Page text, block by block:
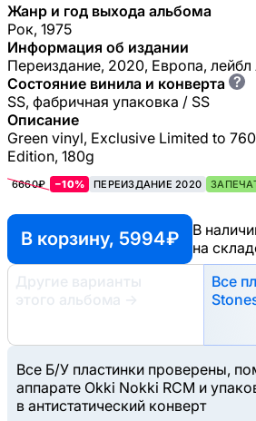
Жанр и год выхода альбома
Рок, 1975
Информация об издании
Переиздание, 2020, Европа, лейбл
Состояние винила и конверта ?
SS, фабричная упаковка / SS
Описание
Green vinyl, Exclusive Limited to
Edition, 180g
6660₽ −10% ПЕРЕИЗДАНИЕ 2020
В корзину, 5994 ₽
В
на
Другие варианты
этого альбома
→
Все
Все Б/У пластинки проверены,
аппарате Okki Nokki RCM и
в антистатический конверт